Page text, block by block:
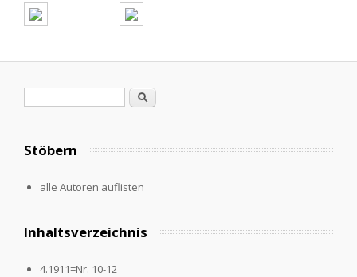
Suche
Stöbern
alle Autoren auflisten
Inhaltsverzeichnis
4.1911=Nr. 10-12